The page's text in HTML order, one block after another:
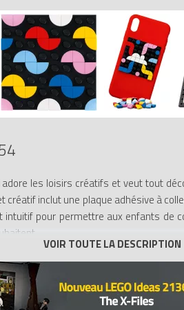
les loisirs créatifs et veut tout
créatif inclut une plaque adhésive à
pour permettre aux enfants de
la joie du jeu et de la
Les sets DOTS constituent de